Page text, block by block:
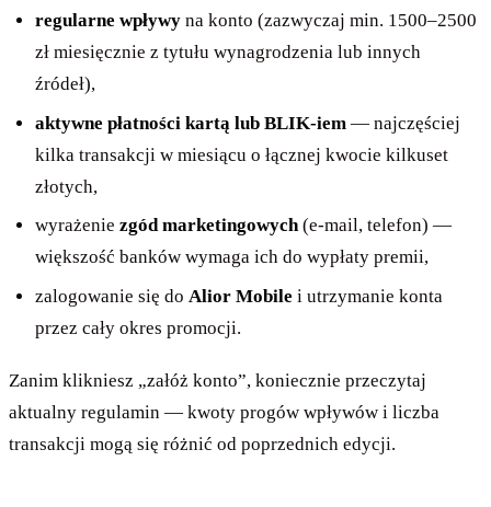
regularne wpływy na konto (zazwyczaj min. 1500–2500
zł miesięcznie z tytułu wynagrodzenia lub innych
źródeł),
aktywne płatności kartą lub BLIK-iem — najczęściej
kilka transakcji w miesiącu o łącznej kwocie kilkuset
złotych,
wyrażenie zgód marketingowych(e-mail, telefon) —
większość banków wymaga ich do wypłaty premii,
zalogowanie się do Alior Mobile i utrzymanie konta
przez cały okres promocji.
Zanim klikniesz „załóż konto”, koniecznie przeczytaj
aktualny regulamin — kwoty progów wpływów i liczba
transakcji mogą się różnić od poprzednich edycji.